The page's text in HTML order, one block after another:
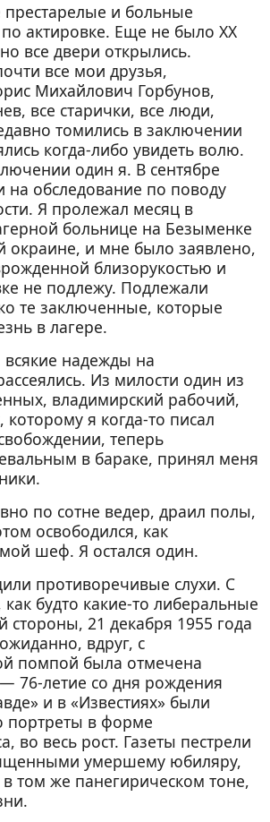
престарелые и больные
актировке. Еще не было XX
все двери открылись.
все мои друзья,
Михайлович Горбунов,
все старички, все люди,
томились в заключении
когда-либо увидеть волю.
один я. В сентябре
на обследование по поводу
Я пролежал месяц в
больнице на Безыменке
окраине, и мне было заявлено,
близорукостью и
не подлежу. Подлежали
те заключенные, которые
в лагере.
надежды на
Из милости один из
владимирский рабочий,
которому я когда-то писал
теперь
в бараке, принял меня
по сотне ведер, драил полы,
освободился, как
шеф. Я остался один.
противоречивые слухи. С
будто какие-то либеральные
стороны, 21 декабря 1955 года
вдруг, с
помпой была отмечена
— 76-летие со дня рождения
и в «Известиях» были
портреты в форме
во весь рост. Газеты пестрели
умершему юбиляру,
том же панегирическом тоне,